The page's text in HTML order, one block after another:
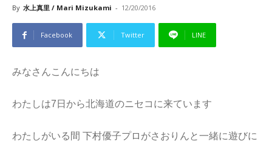
By 水上真里 / Mari Mizukami - 12/20/2016
Facebook Twitter LINE
みなさんこんにちは
わたしは7日から北海道のニセコに来ています
わたしがいる間 下村優子プロがさおりんと一緒に遊びに